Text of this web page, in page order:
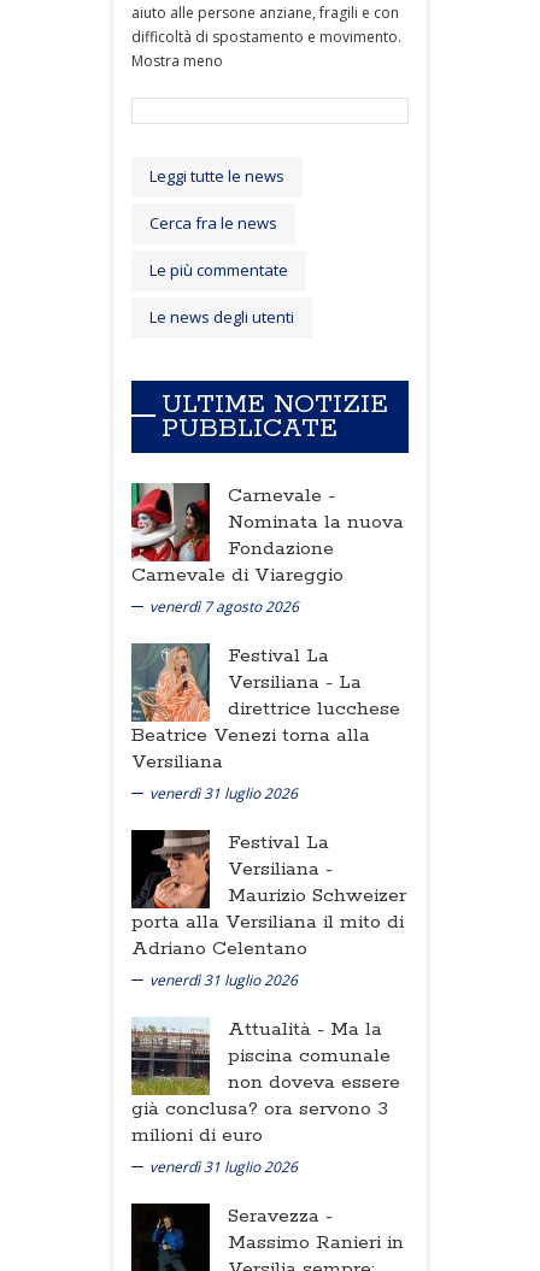
aiuto alle persone anziane, fragili e con
difficoltà di spostamento e movimento.
Mostra meno
Leggi tutte le news
Cerca fra le news
Le più commentate
Le news degli utenti
ULTIME NOTIZIE
PUBBLICATE
Carnevale -
Nominata la nuova
Fondazione
Carnevale di Viareggio
venerdì 7 agosto 2026
Festival La
Versiliana - La
direttrice lucchese
Beatrice Venezi torna alla
Versiliana
venerdì 31 luglio 2026
Festival La
Versiliana -
Maurizio Schweizer
porta alla Versiliana il mito di
Adriano Celentano
venerdì 31 luglio 2026
Attualità - Ma la
piscina comunale
non doveva essere
già conclusa? ora servono 3
milioni di euro
venerdì 31 luglio 2026
Seravezza -
Massimo Ranieri in